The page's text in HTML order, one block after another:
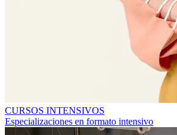
CURSOS INTENSIVOS
Especializaciones en formato intensivo